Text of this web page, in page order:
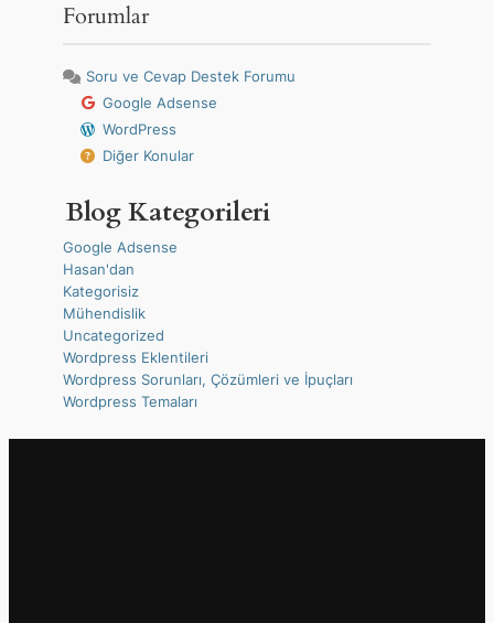
Forumlar
Soru ve Cevap Destek Forumu
Google Adsense
WordPress
Diğer Konular
Blog Kategorileri
Google Adsense
Hasan'dan
Kategorisiz
Mühendislik
Uncategorized
Wordpress Eklentileri
Wordpress Sorunları, Çözümleri ve İpuçları
Wordpress Temaları